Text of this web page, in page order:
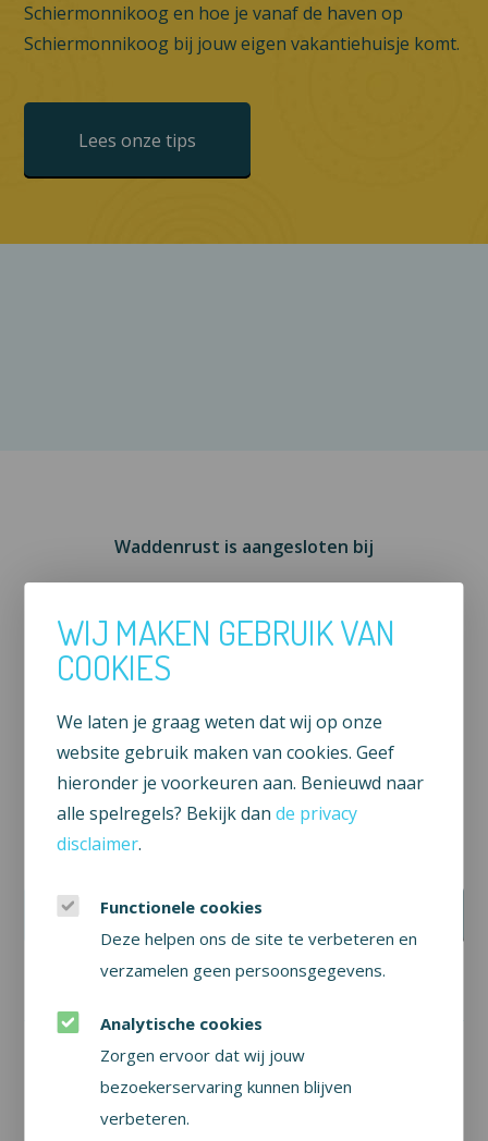
Schiermonnikoog en hoe je vanaf de haven op
Schiermonnikoog bij jouw eigen vakantiehuisje komt.
Lees onze tips
Waddenrust is aangesloten bij
Wil je op de hoogte blijven?
Wees als eerste op de hoogte van onze aanbiedingen
WIJ MAKEN GEBRUIK VAN
COOKIES
We laten je graag weten dat wij op onze
website gebruik maken van cookies. Geef
hieronder je voorkeuren aan. Benieuwd naar
alle spelregels? Bekijk dande privacy
disclaimer.
Functionele cookies
Deze helpen ons de site te verbeteren en
verzamelen geen persoonsgegevens.
Analytische cookies
Zorgen ervoor dat wij jouw
bezoekerservaring kunnen blijven
verbeteren.